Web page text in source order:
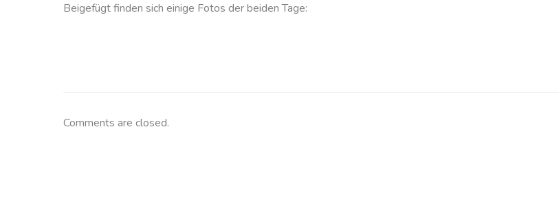
Beigefügt finden sich einige Fotos der beiden Tage:
Comments are closed.